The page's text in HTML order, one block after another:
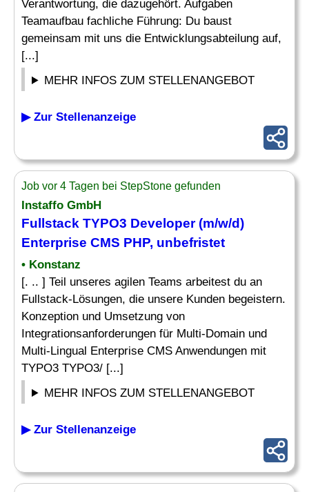
Verantwortung, die dazugehört. Aufgaben
Teamaufbau fachliche Führung: Du baust
gemeinsam mit uns die Entwicklungsabteilung auf,
[...]
MEHR INFOS ZUM STELLENANGEBOT
▶ Zur Stellenanzeige
Job vor 4 Tagen bei StepStone gefunden
Instaffo GmbH
Fullstack TYPO3 Developer (m/w/d)
Enterprise CMS PHP, unbefristet
• Konstanz
[. .. ] Teil unseres agilen Teams arbeitest du an
Fullstack-Lösungen, die unsere Kunden begeistern.
Konzeption und Umsetzung von
Integrationsanforderungen für Multi-Domain und
Multi-Lingual Enterprise CMS Anwendungen mit
TYPO3 TYPO3/ [...]
MEHR INFOS ZUM STELLENANGEBOT
▶ Zur Stellenanzeige